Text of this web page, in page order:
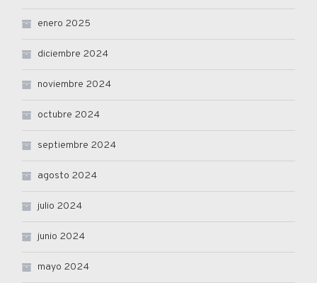
enero 2025
diciembre 2024
noviembre 2024
octubre 2024
septiembre 2024
agosto 2024
julio 2024
junio 2024
mayo 2024